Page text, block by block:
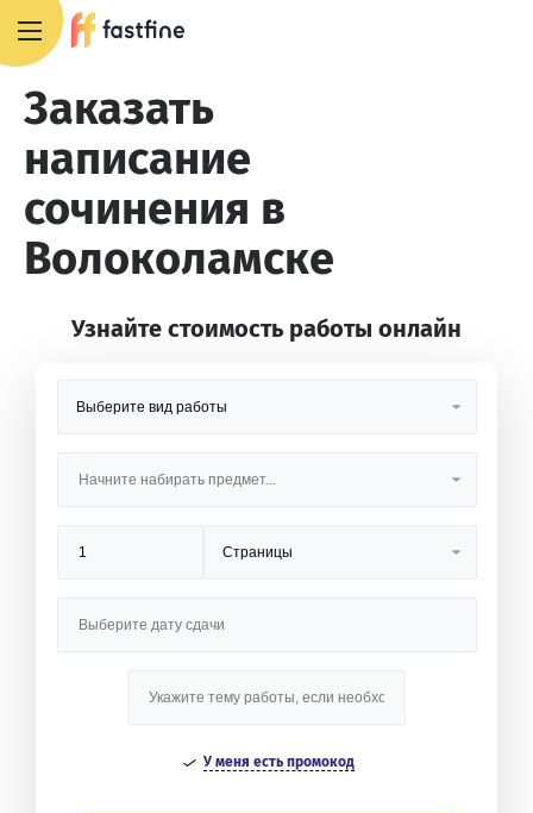
Заказать
написание
сочинения в
Волоколамске
Узнайте стоимость работы онлайн
У меня есть промокод